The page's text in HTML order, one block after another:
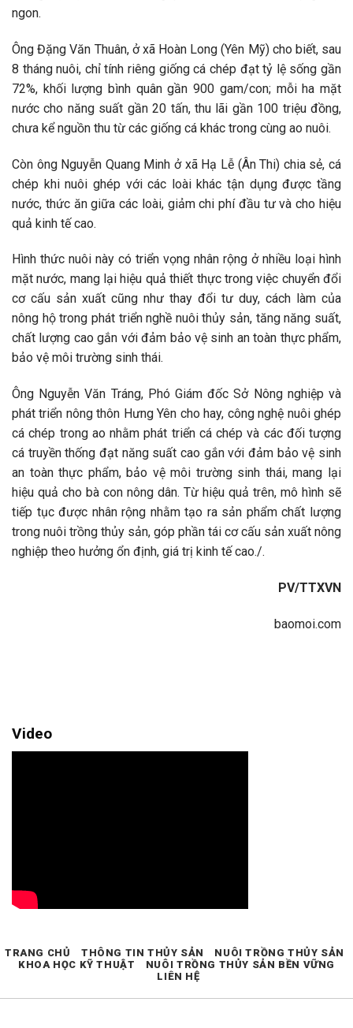
ngon.
Ông Đặng Văn Thuân, ở xã Hoàn Long (Yên Mỹ) cho biết, sau
8 tháng nuôi, chỉ tính riêng giống cá chép đạt tỷ lệ sống gần
72%, khối lượng bình quân gần 900 gam/con; mỗi ha mặt
nước cho năng suất gần 20 tấn, thu lãi gần 100 triệu đồng,
chưa kể nguồn thu từ các giống cá khác trong cùng ao nuôi.
Còn ông Nguyễn Quang Minh ở xã Hạ Lễ (Ân Thi) chia sẻ, cá
chép khi nuôi ghép với các loài khác tận dụng được tầng
nước, thức ăn giữa các loài, giảm chi phí đầu tư và cho hiệu
quả kinh tế cao.
Hình thức nuôi này có triển vọng nhân rộng ở nhiều loại hình
mặt nước, mang lại hiệu quả thiết thực trong việc chuyển đổi
cơ cấu sản xuất cũng như thay đổi tư duy, cách làm của
nông hộ trong phát triển nghề nuôi thủy sản, tăng năng suất,
chất lượng cao gắn với đảm bảo vệ sinh an toàn thực phẩm,
bảo vệ môi trường sinh thái.
Ông Nguyễn Văn Tráng, Phó Giám đốc Sở Nông nghiệp và
phát triển nông thôn Hưng Yên cho hay, công nghệ nuôi ghép
cá chép trong ao nhằm phát triển cá chép và các đối tượng
cá truyền thống đạt năng suất cao gắn với đảm bảo vệ sinh
an toàn thực phẩm, bảo vệ môi trường sinh thái, mang lại
hiệu quả cho bà con nông dân. Từ hiệu quả trên, mô hình sẽ
tiếp tục được nhân rộng nhằm tạo ra sản phẩm chất lượng
trong nuôi trồng thủy sản, góp phần tái cơ cấu sản xuất nông
nghiệp theo hưởng ổn định, giá trị kinh tế cao./.
PV/TTXVN
baomoi.com
Video
TRANG CHỦ THÔNG TIN THỦY SẢN
NUÔI TRỒNG THỦY SẢN
KHOA HỌC KỸ THUẬT
NUÔI TRỒNG THỦY SẢN BỀN VỮNG
LIÊN HỆ